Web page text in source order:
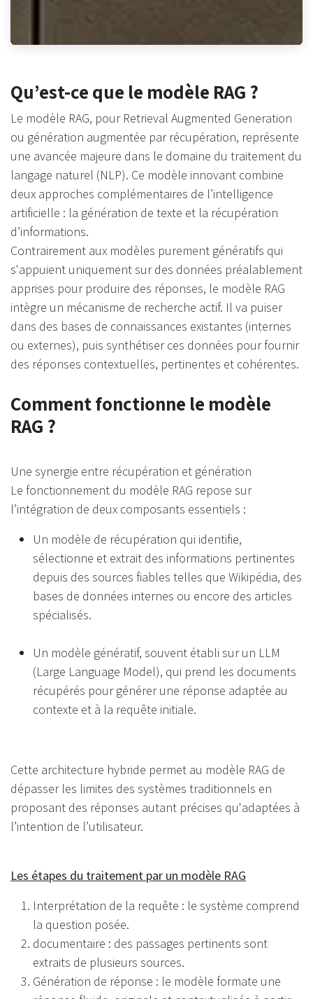
Qu’est-ce que le modèle RAG ?
Le modèle RAG, pour Retrieval Augmented Generation
ou génération augmentée par récupération, représente
une avancée majeure dans le domaine du traitement du
langage naturel (NLP). Ce modèle innovant combine
deux approches complémentaires de l’intelligence
artificielle : la génération de texte et la récupération
d’informations.
Contrairement aux modèles purement génératifs qui
s'appuient uniquement sur des données préalablement
apprises pour produire des réponses, le modèle RAG
intègre un mécanisme de recherche actif. Il va puiser
dans des bases de connaissances existantes (internes
ou externes), puis synthétiser ces données pour fournir
des réponses contextuelles, pertinentes et cohérentes.
Comment fonctionne le modèle
RAG ?
Une synergie entre récupération et génération
Le fonctionnement du modèle RAG repose sur
l’intégration de deux composants essentiels :
Un modèle de récupération qui identifie,
sélectionne et extrait des informations pertinentes
depuis des sources fiables telles que Wikipédia, des
bases de données internes ou encore des articles
spécialisés.
Un modèle génératif, souvent établi sur un LLM
(Large Language Model), qui prend les documents
récupérés pour générer une réponse adaptée au
contexte et à la requête initiale.
Cette architecture hybride permet au modèle RAG de
dépasser les limites des systèmes traditionnels en
proposant des réponses autant précises qu'adaptées à
l’intention de l’utilisateur.
Les étapes du traitement par un modèle RAG
Interprétation de la requête : le système comprend
la question posée.
documentaire : des passages pertinents sont
extraits de plusieurs sources.
Génération de réponse : le modèle formate une